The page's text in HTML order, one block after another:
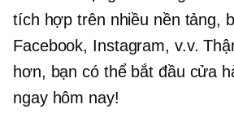
tích hợp trên nhiều nền tảng,
Facebook, Instagram, v.v.
hơn, bạn có thể bắt đầu cửa
ngay hôm nay!